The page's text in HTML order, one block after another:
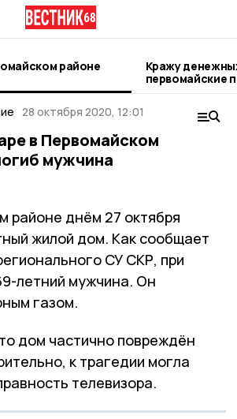
районе
Кражу
первомайские
28 октября 2020, 12:01
в Первомайском
мужчина
районе днём 27 октября
жилой дом. Как сообщает
СУ СКР, при
летний мужчина. Он
газом.
дом частично повреждён
к трагедии могла
телевизора.